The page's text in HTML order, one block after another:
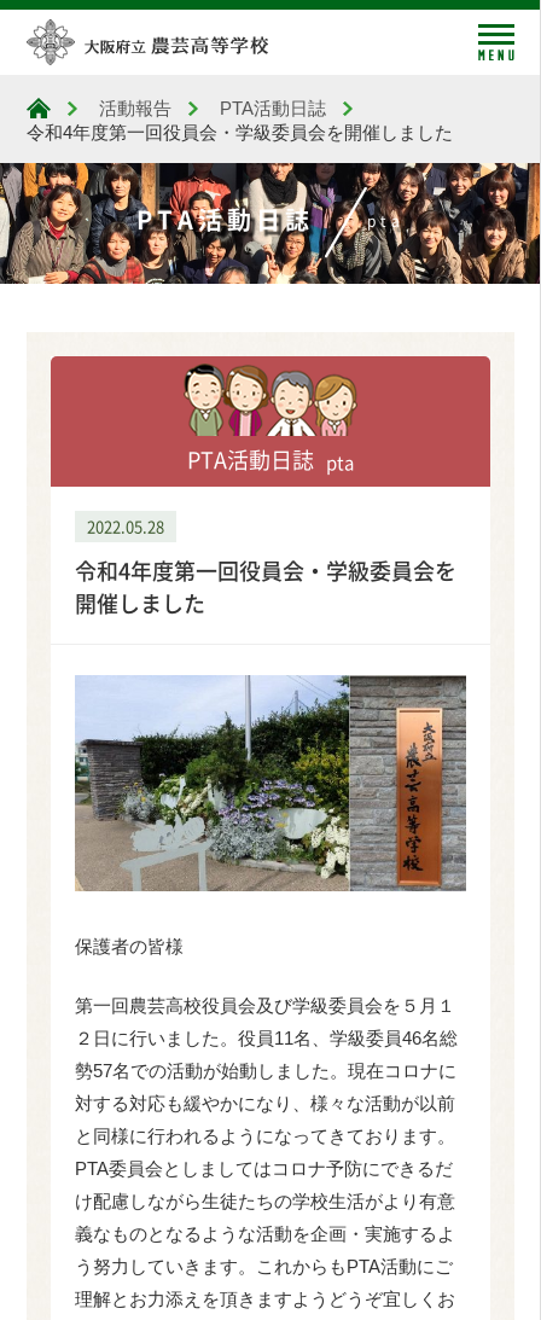
大阪府立農芸高等学校
活動報告
PTA活動日誌
令和4年度第一回役員会・学級委員会を開催しました
PTA活動日誌 pta
PTA活動日誌 pta
2022.05.28
令和4年度第一回役員会・学級委員会を
開催しました
保護者の皆様
第一回農芸高校役員会及び学級委員会を５月１
２日に行いました。役員11名、学級委員46名総
勢57名での活動が始動しました。現在コロナに
対する対応も緩やかになり、様々な活動が以前
と同様に行われるようになってきております。
PTA委員会としましてはコロナ予防にできるだ
け配慮しながら生徒たちの学校生活がより有意
義なものとなるような活動を企画・実施するよ
う努力していきます。これからもPTA活動にご
理解とお力添えを頂きますようどうぞ宜しくお